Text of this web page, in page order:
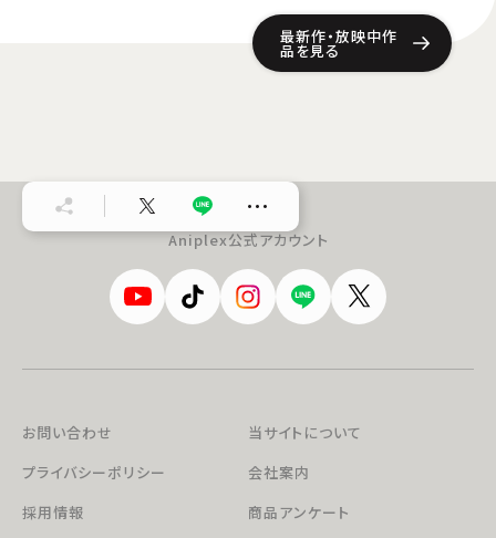
最新作・放映中作
品を見る
…
Aniplex公式アカウント
お問い合わせ
当サイトについて
プライバシーポリシー
会社案内
採用情報
商品アンケート